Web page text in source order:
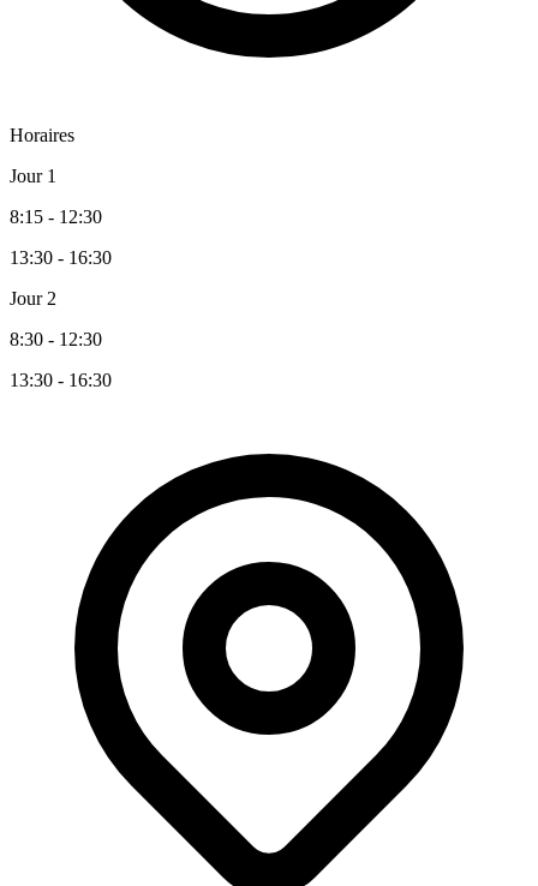
Horaires
Jour 1
8:15 - 12:30
13:30 - 16:30
Jour 2
8:30 - 12:30
13:30 - 16:30